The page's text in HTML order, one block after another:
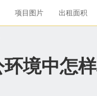
项目图片 出租面积
境中怎